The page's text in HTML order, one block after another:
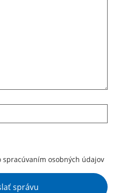
spracúvaním osobných údajov
správu